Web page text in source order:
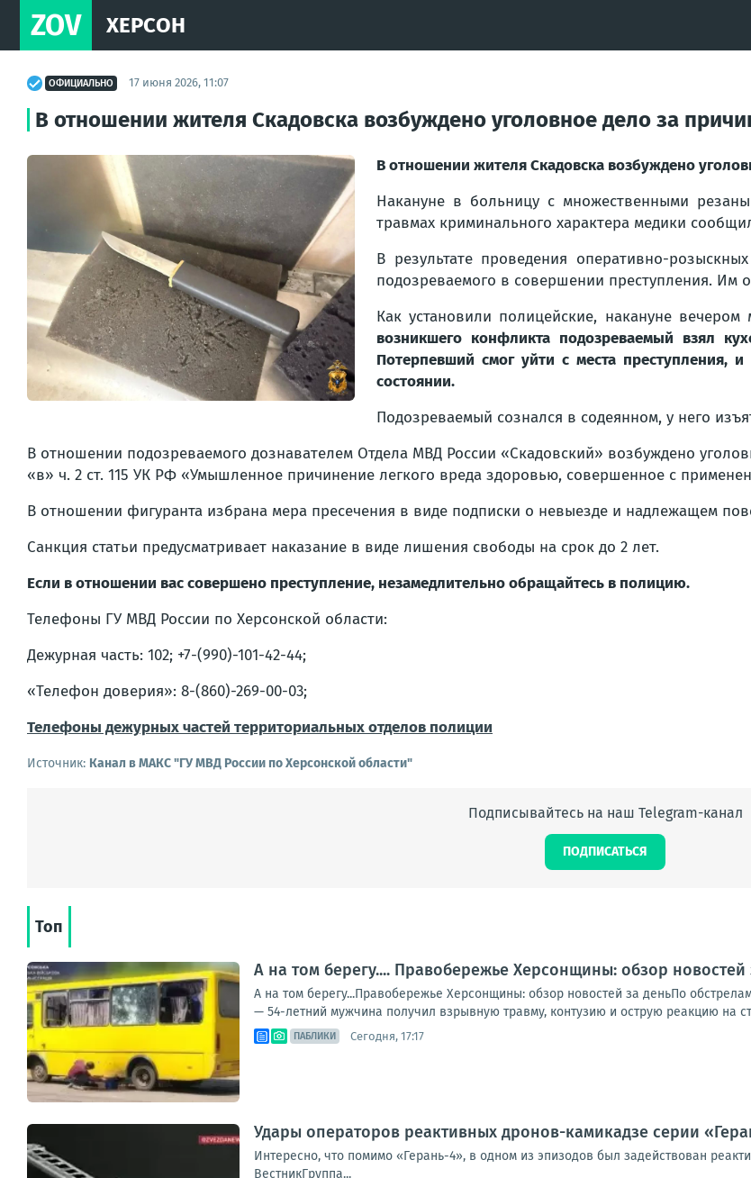
ZOV ХЕРСОН
ОФИЦИАЛЬНО 17 июня 2026, 11:07
В отношении жителя Скадовска возбуждено уголовное дело за
В отношении жителя Скадовска возбуждено
Накануне в больницу с множественными
травмах криминального характера медики
В результате проведения оперативно-
подозреваемого в совершении преступления. Им
Как установили полицейские, накануне
возникшего конфликта подозреваемый взял
Потерпевший смог уйти с места
состоянии.
Подозреваемый сознался в содеянном, у него
В отношении подозреваемого дознавателем Отдела МВД России «Скадовский» возбуждено
«в» ч. 2 ст. 115 УК РФ «Умышленное причинение легкого вреда здоровью, совершенное с
В отношении фигуранта избрана мера пресечения в виде подписки о невыезде и надлежащем
Санкция статьи предусматривает наказание в виде лишения свободы на срок до 2 лет.
Если в отношении вас совершено преступление, незамедлительно обращайтесь в полицию.
Телефоны ГУ МВД России по Херсонской области:
Дежурная часть: 102; +7-(990)-101-42-44;
«Телефон доверия»: 8-(860)-269-00-03;
Телефоны дежурных частей территориальных отделов полиции
Источник: Канал в МАКС "ГУ МВД России по Херсонской области"
Подписывайтесь на наш Telegram-канал
ПОДПИСАТЬСЯ
Топ
А на том берегу.... Правобережье Херсонщины: обзор
А на том берегу...Правобережье Херсонщины: обзор новостей за деньПо
— 54-летний мужчина получил взрывную травму, контузию и острую реакцию на
ПАБЛИКИ Сегодня, 17:17
Удары операторов реактивных дронов-камикадзе серии
Интересно, что помимо «Герань-4», в одном из эпизодов был задействован
ВестникГруппа...